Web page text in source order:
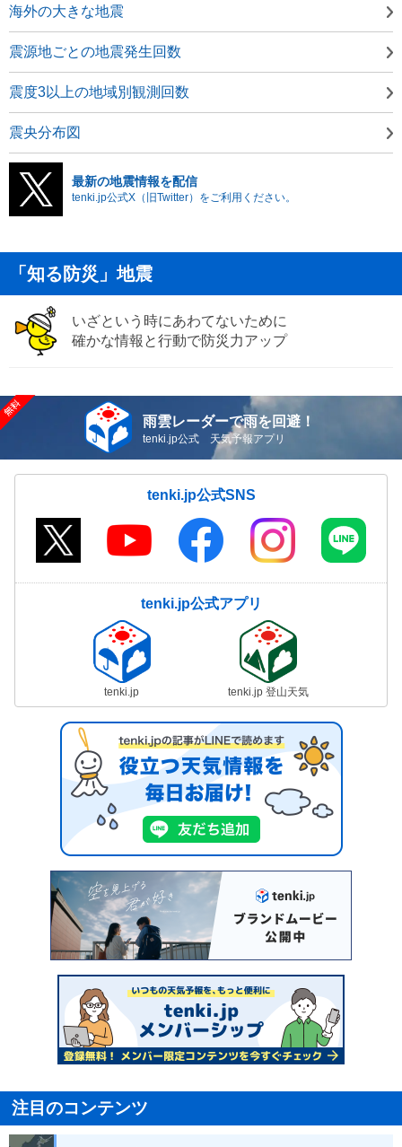
海外の大きな地震
震源地ごとの地震発生回数
震度3以上の地域別観測回数
震央分布図
最新の地震情報を配信
tenki.jp公式X（旧Twitter）をご利用ください。
「知る防災」地震
いざという時にあわてないために
確かな情報と行動で防災力アップ
雨雲レーダーで雨を回避！
tenki.jp公式 天気予報アプリ
tenki.jp公式SNS
tenki.jp公式アプリ
tenki.jp tenki.jp 登山天気
注目のコンテンツ